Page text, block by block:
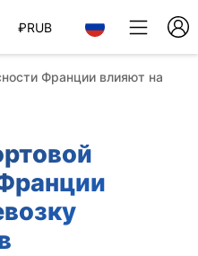
₽RUB
Франции влияют на